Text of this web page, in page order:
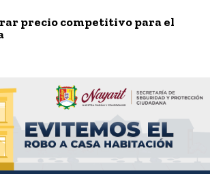
precio competitivo para el